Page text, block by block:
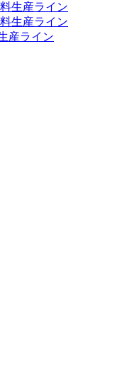
生産ライン
生産ライン
産ライン